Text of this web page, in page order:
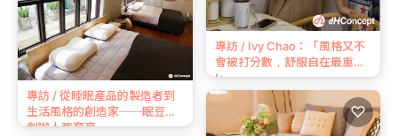
專訪 / Ivy Chao：「風格又不
會被打分數，舒服自在最重要
!」
♡
專訪 / 從睡眠產品的製造者到
生活風格的創造家──眠豆腐
創辦人張育豪